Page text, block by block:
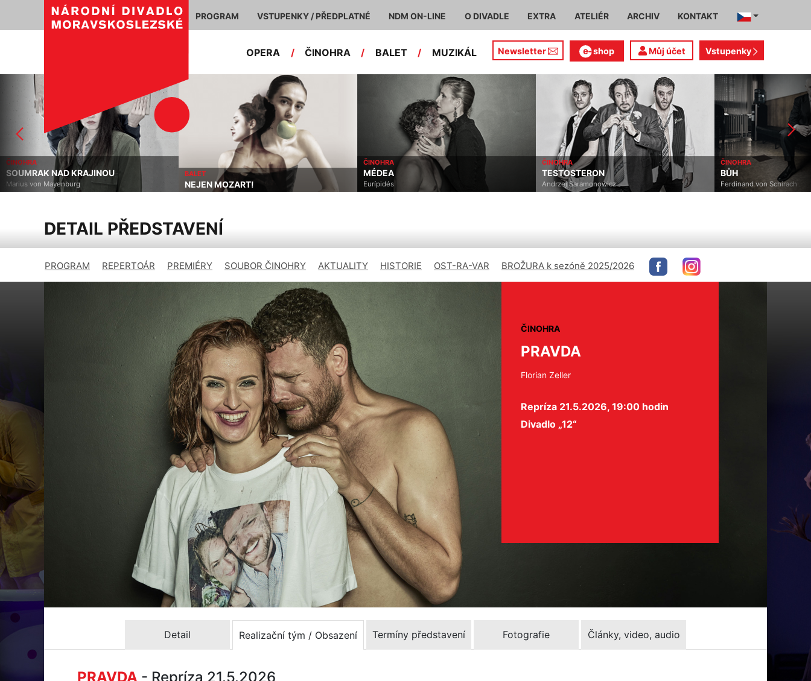
PROGRAM VSTUPENKY / PŘEDPLATNÉ NDM ON-LINE O DIVADLE EXTRA ATELIÉR ARCHIV KONTAKT
OPERA / ČINOHRA / BALET / MUZIKÁL Newsletter shop Můj účet Vstupenky
ČINOHRA
SOUMRAK NAD KRAJINOU
Marius von Mayenburg
BALET
NEJEN MOZART!
ČINOHRA
MÉDEA
Eurípidés
ČINOHRA
TESTOSTERON
Andrzej Saramonowicz
ČINOHRA
BŮH
Ferdinand von Schirach
DETAIL PŘEDSTAVENÍ
PROGRAM REPERTOÁR PREMIÉRY SOUBOR ČINOHRY AKTUALITY HISTORIE OST-RA-VAR BROŽURA k sezóně 2025/2026
ČINOHRA
PRAVDA
Florian Zeller
Repríza 21.5.2026, 19:00 hodin
Divadlo „12“
Detail Realizační tým / Obsazení Termíny představení Fotografie Články, video, audio
PRAVDA - Repríza 21.5.2026